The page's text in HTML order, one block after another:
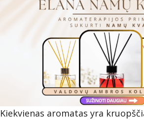
Kiekvienas aromatas yra